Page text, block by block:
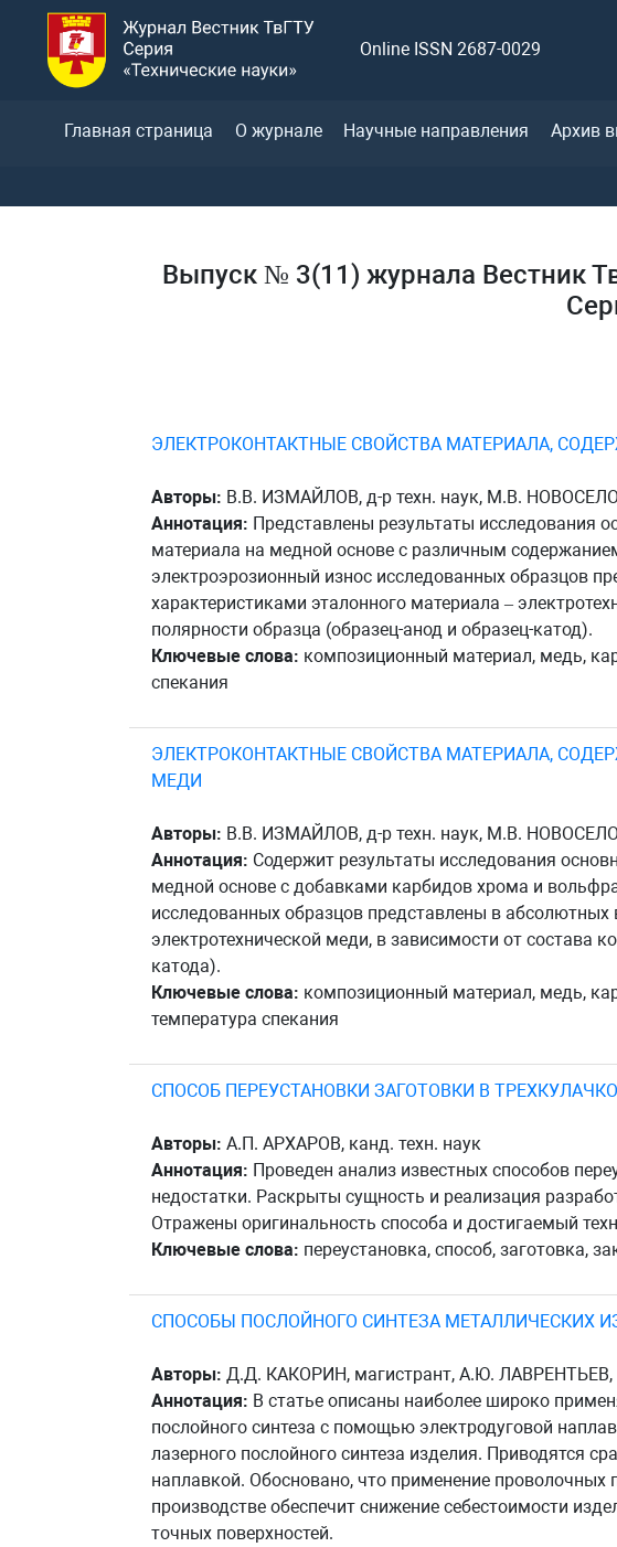
Online ISSN 2687-0029
Главная страница О журнале Научные направления Архив
Выпуск № 3(11) журнала Вестник
ЭЛЕКТРОКОНТАКТНЫЕ СВОЙСТВА МАТЕРИАЛА,
Авторы: В.В. ИЗМАЙЛОВ, д-р техн. наук, М.В.
Аннотация: Представлены результаты исследования
материала на медной основе с различным
электроэрозионный износ исследованных образцов
характеристиками эталонного материала –
полярности образца (образец-анод и образец-катод).
Ключевые слова: композиционный материал, медь,
спекания
ЭЛЕКТРОКОНТАКТНЫЕ СВОЙСТВА МАТЕРИАЛА,
МЕДИ
Авторы: В.В. ИЗМАЙЛОВ, д-р техн. наук, М.В.
Аннотация: Содержит результаты исследования
медной основе с добавками карбидов хрома и
исследованных образцов представлены в
электротехнической меди, в зависимости от состава
катода).
Ключевые слова: композиционный материал, медь,
температура спекания
СПОСОБ ПЕРЕУСТАНОВКИ ЗАГОТОВКИ В
Авторы: А.П. АРХАРОВ, канд. техн. наук
Аннотация: Проведен анализ известных способов
недостатки. Раскрыты сущность и реализация
Отражены оригинальность способа и достигаемый
Ключевые слова: переустановка, способ, заготовка,
СПОСОБЫ ПОСЛОЙНОГО СИНТЕЗА МЕТАЛЛИЧЕСКИХ
Авторы: Д.Д. КАКОРИН, магистрант, А.Ю. ЛАВРЕНТЬЕВ,
Аннотация: В статье описаны наиболее широко
послойного синтеза с помощью электродуговой
лазерного послойного синтеза изделия. Приводятся
наплавкой. Обосновано, что применение проволочных
производстве обеспечит снижение себестоимости
точных поверхностей.